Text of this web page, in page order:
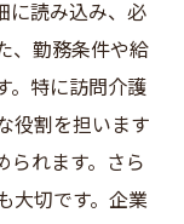
に読み込み、必
、勤務条件や給
。特に訪問介護
役割を担います
られます。さら
大切です。企業